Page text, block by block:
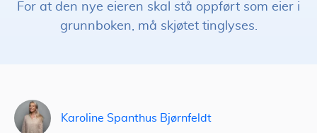
For at den nye eieren skal stå oppført som eier i
grunnboken, må skjøtet tinglyses.
Karoline Spanthus Bjørnfeldt